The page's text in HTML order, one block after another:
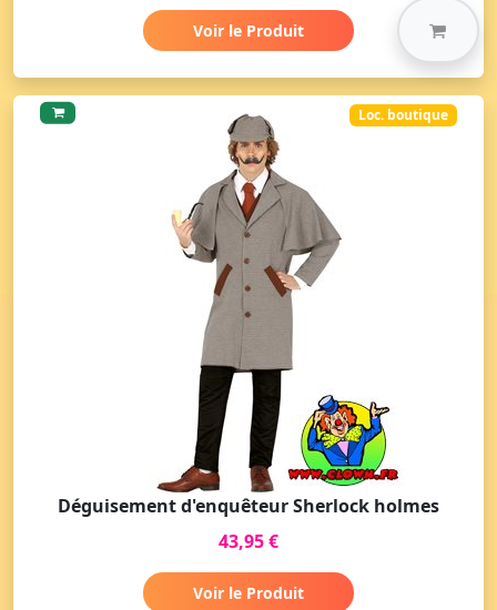
Voir le Produit
Loc. boutique
Déguisement d'enquêteur Sherlock holmes
43,95 €
Voir le Produit